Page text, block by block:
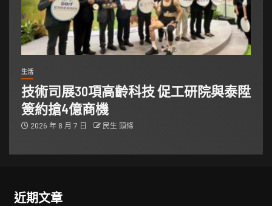
生活
技術司展30項高齡科技 促工研院與泰陞
簽約搶4億商機
2026 年 8 月 7 日 民生 頭條
近期文章